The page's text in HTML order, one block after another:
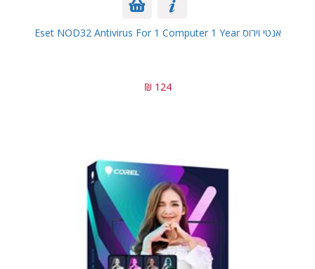
אנטי וירוס Eset NOD32 Antivirus For 1 Computer 1 Year
124 ₪